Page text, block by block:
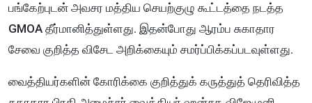
பங்கேற்புடன் அவசர மத்திய செயற்குழு கூட்டத்தை நடத்த
GMOA தீர்மானித்துள்ளது. இதன்போது ஆரம்ப சுகாதார
சேவை குறித்த விசேட அறிக்கையும் சமர்ப்பிக்கப்படவுள்ளது.
வைத்தியர்களின் கோரிக்கை குறித்துக் கருத்துத் தெரிவித்த